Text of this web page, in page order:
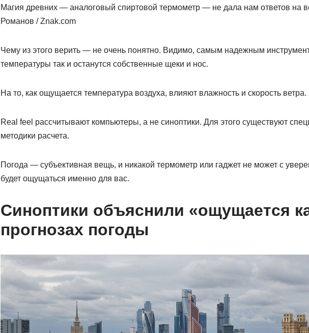
Магия древних — аналоговый спиртовой термометр — не дала нам ответов на
Романов / Znak.com
Чему из этого верить — не очень понятно. Видимо, самым надежным
температуры так и останутся собственные щеки и нос.
На то, как ощущается температура воздуха, влияют влажность и скорость ветра.
Real feel рассчитывают компьютеры, а не синоптики. Для этого существуют
методики расчета.
Погода — субъективная вещь, и никакой термометр или гаджет не может с
будет ощущаться именно для вас.
Синоптики объяснили «ощущается
прогнозах погоды